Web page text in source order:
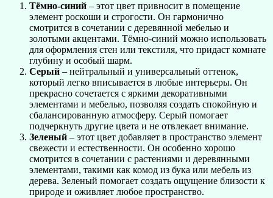
Тёмно-синий – этот цвет привносит в помещение
элемент роскоши и строгости. Он гармонично
смотрится в сочетании с деревянной мебелью и
золотыми акцентами. Тёмно-синий можно использовать
для оформления стен или текстиля, что придаст комнате
глубину и особый шарм.
Серый – нейтральный и универсальный оттенок,
который легко вписывается в любые интерьеры. Он
прекрасно сочетается с яркими декоративными
элементами и мебелью, позволяя создать спокойную и
сбалансированную атмосферу. Серый помогает
подчеркнуть другие цвета и не отвлекает внимание.
Зеленый – этот цвет добавляет в пространство элемент
свежести и естественности. Он особенно хорошо
смотрится в сочетании с растениями и деревянными
элементами, такими как комод из бука или мебель из
дерева. Зеленый помогает создать ощущение близости к
природе и оживляет любое пространство.